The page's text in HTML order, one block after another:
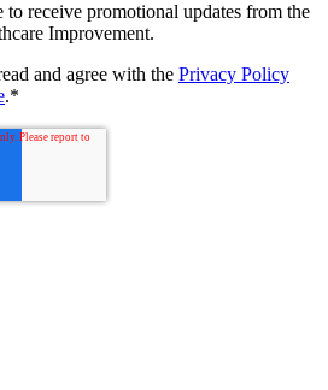
receive promotional updates from the
Improvement.
and agree with the Privacy Policy
.*